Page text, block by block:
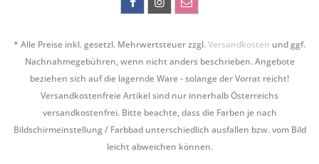
* Alle Preise inkl. gesetzl. Mehrwertsteuer zzgl.Versandkosten und ggf.
Nachnahmegebühren, wenn nicht anders beschrieben. Angebote
beziehen sich auf die lagernde Ware - solange der Vorrat reicht!
Versandkostenfreie Artikel sind nur innerhalb Österreichs
versandkostenfrei. Bitte beachte, dass die Farben je nach
Bildschirmeinstellung / Farbbad unterschiedlich ausfallen bzw. vom Bild
leicht abweichen können.